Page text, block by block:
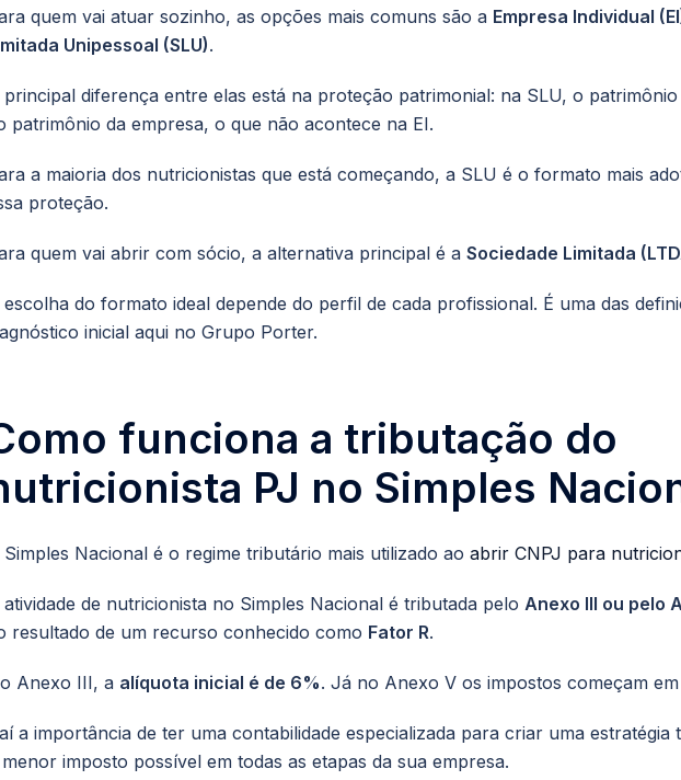
quem vai atuar sozinho, as opções mais comuns são a Empresa Individual
Unipessoal (SLU).
principal diferença entre elas está na proteção patrimonial: na SLU, o
patrimônio da empresa, o que não acontece na EI.
a maioria dos nutricionistas que está começando, a SLU é o formato mais
proteção.
quem vai abrir com sócio, a alternativa principal é a Sociedade Limitada
escolha do formato ideal depende do perfil de cada profissional. É uma das
inicial aqui no Grupo Porter.
funciona a tributação do
PJ no Simples
Simples Nacional é o regime tributário mais utilizado ao abrir CNPJ para
atividade de nutricionista no Simples Nacional é tributada pelo Anexo III ou pelo
resultado de um recurso conhecido como Fator R.
Anexo III, a alíquota inicial é de 6%. Já no Anexo V os impostos começam em
a importância de ter uma contabilidade especializada para criar uma estratégia
imposto possível em todas as etapas da sua empresa.